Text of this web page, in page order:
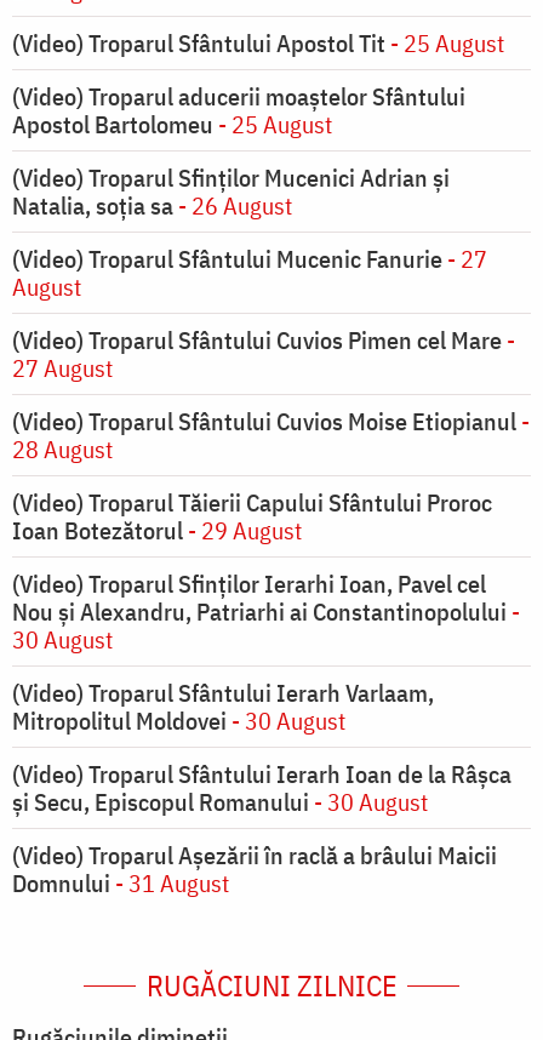
(Video) Troparul Sfântului Apostol Tit - 25 August
(Video) Troparul aducerii moaștelor Sfântului
Apostol Bartolomeu - 25 August
(Video) Troparul Sfinților Mucenici Adrian și
Natalia, soția sa- 26 August
(Video) Troparul Sfântului Mucenic Fanurie- 27
August
(Video) Troparul Sfântului Cuvios Pimen cel Mare-
27 August
(Video) Troparul Sfântului Cuvios Moise Etiopianul-
28 August
(Video) Troparul Tăierii Capului Sfântului Proroc
Ioan Botezătorul- 29 August
(Video) Troparul Sfinților Ierarhi Ioan, Pavel cel
Nou și Alexandru, Patriarhi ai Constantinopolului -
30 August
(Video) Troparul Sfântului Ierarh Varlaam,
Mitropolitul Moldovei - 30 August
(Video) Troparul Sfântului Ierarh Ioan de la Râșca
și Secu, Episcopul Romanului - 30 August
(Video) Troparul Așezării în raclă a brâului Maicii
Domnului - 31 August
RUGĂCIUNI ZILNICE